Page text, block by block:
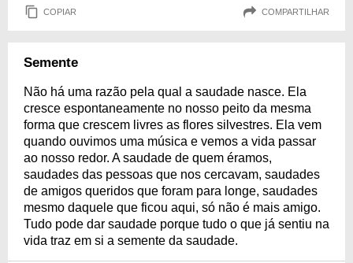
COPIAR COMPARTILHAR
Semente
Não há uma razão pela qual a saudade nasce. Ela
cresce espontaneamente no nosso peito da mesma
forma que crescem livres as flores silvestres. Ela vem
quando ouvimos uma música e vemos a vida passar
ao nosso redor. A saudade de quem éramos,
saudades das pessoas que nos cercavam, saudades
de amigos queridos que foram para longe, saudades
mesmo daquele que ficou aqui, só não é mais amigo.
Tudo pode dar saudade porque tudo o que já sentiu na
vida traz em si a semente da saudade.